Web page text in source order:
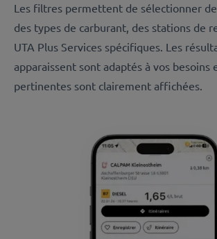
Les filtres permettent de sélectionner
des types de carburant, des stations de
UTA Plus Services spécifiques. Les
apparaissent sont adaptés à vos besoins
pertinentes sont clairement affichées.